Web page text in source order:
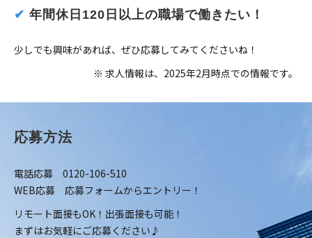
✔ 年間休日120日以上の職場で働きたい！
少しでも興味があれば、ぜひ応募してみてくださいね！
※ 求人情報は、2025年2月時点での情報です。
応募方法
電話応募 0120-106-510
WEB応募 応募フォームからエントリー！
リモート面接もOK！出張面接も可能！
まずはお気軽にご応募ください♪